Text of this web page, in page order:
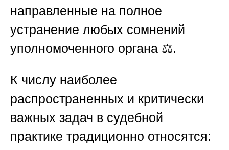
направленные на полное
устранение любых сомнений
уполномоченного органа ⚖️.
К числу наиболее
распространенных и критически
важных задач в судебной
практике традиционно относятся: